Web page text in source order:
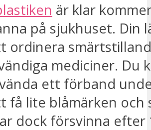
är klar
på sjukhuset. Din
ordinera
mediciner. Du
ett förband
få lite blåmärken och
dock försvinna efter